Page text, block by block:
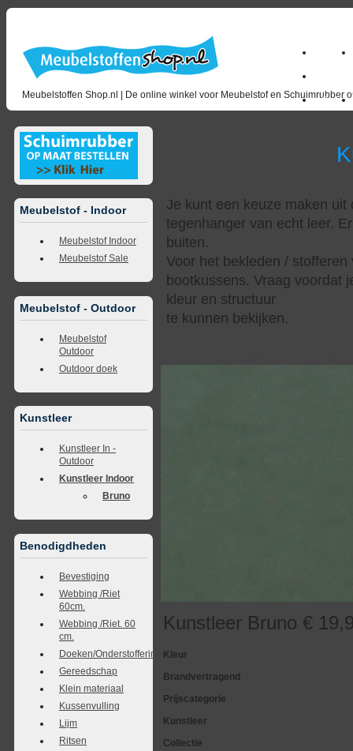
Meubelstoffen Shop.nl | De online winkel voor Meubelstof en Schuimrubber
Home
Outlet
Meubelstof - Indoor
Meubelstof Indoor
Meubelstof Sale
Meubelstof - Outdoor
Meubelstof
Outdoor
Outdoor doek
Kunstleer
Kunstleer In -
Outdoor
Kunstleer Indoor
Bruno
Benodigdheden
Bevestiging
Webbing /Riet
60cm.
Webbing /Riet. 60
cm.
Doeken/Onderstoffering
Gereedschap
Klein materiaal
Kussenvulling
Lijm
Ritsen
Je kunt een keuze maken
tegenhanger van echt leer.
buiten.
Voor het bekleden /
bootkussens. Vraag voordat
kleur en structuur
te kunnen bekijken.
Kunstleer Bruno €
Kleur
Brandvertragend
Prijscategorie
Kunstleer
Collectie